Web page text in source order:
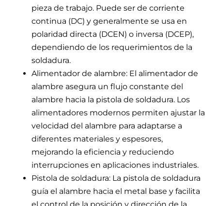
pieza de trabajo. Puede ser de corriente
continua (DC) y generalmente se usa en
polaridad directa (DCEN) o inversa (DCEP),
dependiendo de los requerimientos de la
soldadura.
Alimentador de alambre: El alimentador de
alambre asegura un flujo constante del
alambre hacia la pistola de soldadura. Los
alimentadores modernos permiten ajustar la
velocidad del alambre para adaptarse a
diferentes materiales y espesores,
mejorando la eficiencia y reduciendo
interrupciones en aplicaciones industriales.
Pistola de soldadura: La pistola de soldadura
guía el alambre hacia el metal base y facilita